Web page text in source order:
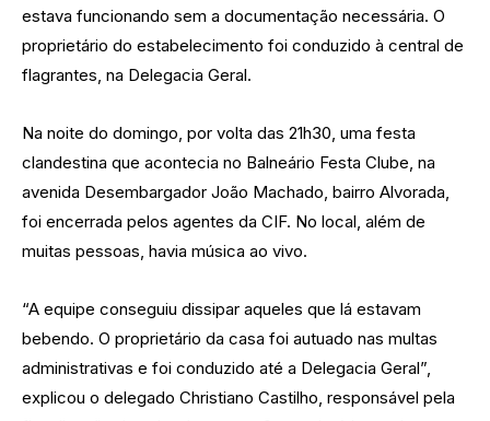
estava funcionando sem a documentação necessária. O
proprietário do estabelecimento foi conduzido à central de
flagrantes, na Delegacia Geral.
Na noite do domingo, por volta das 21h30, uma festa
clandestina que acontecia no Balneário Festa Clube, na
avenida Desembargador João Machado, bairro Alvorada,
foi encerrada pelos agentes da CIF. No local, além de
muitas pessoas, havia música ao vivo.
“A equipe conseguiu dissipar aqueles que lá estavam
bebendo. O proprietário da casa foi autuado nas multas
administrativas e foi conduzido até a Delegacia Geral”,
explicou o delegado Christiano Castilho, responsável pela